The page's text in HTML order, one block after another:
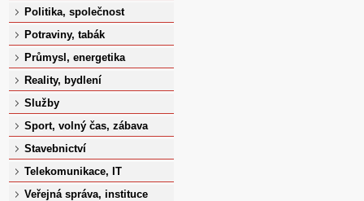
Politika, společnost
Potraviny, tabák
Průmysl, energetika
Reality, bydlení
Služby
Sport, volný čas, zábava
Stavebnictví
Telekomunikace, IT
Veřejná správa, instituce